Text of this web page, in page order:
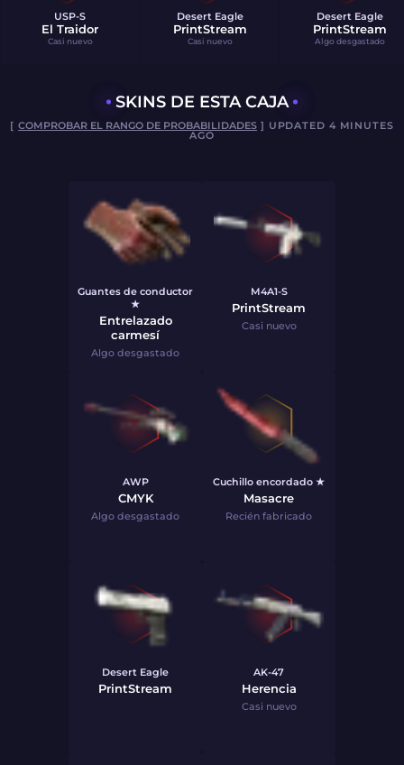
USP-S
El Traidor
Casi nuevo
Desert Eagle
PrintStream
Casi nuevo
Desert Eagle
PrintStream
Algo desgastado
SKINS DE ESTA CAJA
[COMPROBAR EL RANGO DE PROBABILIDADES ] UPDATED 4 MINUTES
AGO
Guantes de conductor
★
Entrelazado
carmesí
Algo desgastado
M4A1-S
PrintStream
Casi nuevo
AWP
CMYK
Algo desgastado
Cuchillo encordado ★
Masacre
Recién fabricado
Desert Eagle
PrintStream
AK-47
Herencia
Casi nuevo